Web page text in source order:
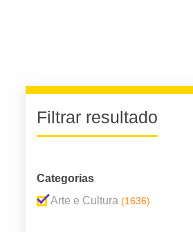
Filtrar resultado
Categorias
Arte e Cultura (1636)